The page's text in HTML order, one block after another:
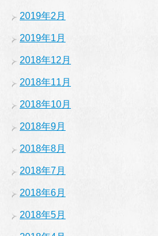
2019年2月
2019年1月
2018年12月
2018年11月
2018年10月
2018年9月
2018年8月
2018年7月
2018年6月
2018年5月